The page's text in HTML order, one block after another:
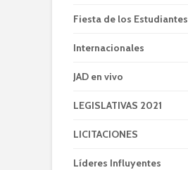
Fiesta de los Estudiantes
Internacionales
JAD en vivo
LEGISLATIVAS 2021
LICITACIONES
Líderes Influyentes